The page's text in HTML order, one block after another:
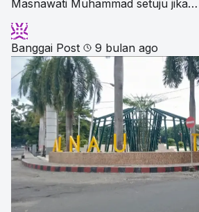
Masnawati Muhammad setuju jika…
Banggai Post 9 bulan ago